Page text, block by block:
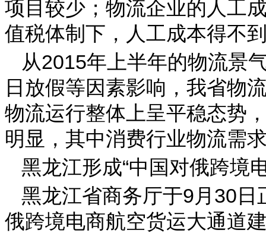
项目较少；物流企业的人工
值税体制下，人工成本得不
从2015年上半年的物流景
日放假等因素影响，我省物
物流运行整体上呈平稳态势
明显，其中消费行业物流需
黑龙江形成“中国对俄跨境
黑龙江省商务厅于9月30
俄跨境电商航空货运大通道